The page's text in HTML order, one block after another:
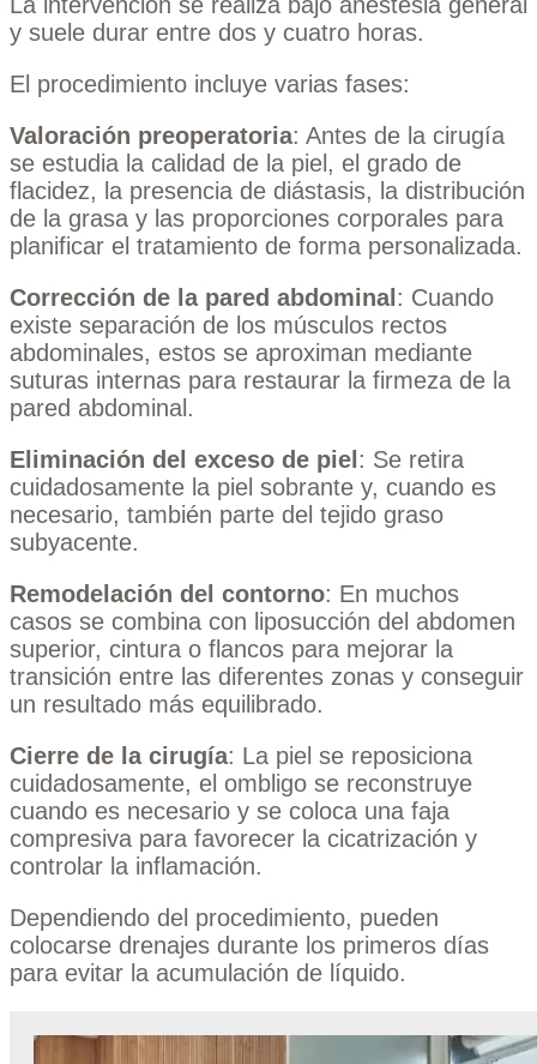
y suele durar entre dos y cuatro horas.
El procedimiento incluye varias fases:
Valoración preoperatoria: Antes de la cirugía
se estudia la calidad de la piel, el grado de
flacidez, la presencia de diástasis, la distribución
de la grasa y las proporciones corporales para
planificar el tratamiento de forma personalizada.
Corrección de la pared abdominal : Cuando
existe separación de los músculos rectos
abdominales, estos se aproximan mediante
suturas internas para restaurar la firmeza de la
pared abdominal.
Eliminación del exceso de piel : Se retira
cuidadosamente la piel sobrante y, cuando es
necesario, también parte del tejido graso
subyacente.
Remodelación del contorno: En muchos
casos se combina con liposucción del abdomen
superior, cintura o flancos para mejorar la
transición entre las diferentes zonas y conseguir
un resultado más equilibrado.
Cierre de la cirugía: La piel se reposiciona
cuidadosamente, el ombligo se reconstruye
cuando es necesario y se coloca una faja
compresiva para favorecer la cicatrización y
controlar la inflamación.
Dependiendo del procedimiento, pueden
colocarse drenajes durante los primeros días
para evitar la acumulación de líquido.